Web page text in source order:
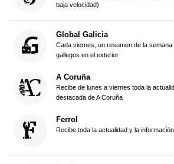
baja velocidad)
Global Galicia
Cada viernes, un resumen de la
gallegos en el exterior
A Coruña
Recibe de lunes a viernes toda la
destacada de A Coruña
Ferrol
Recibe toda la actualidad y la